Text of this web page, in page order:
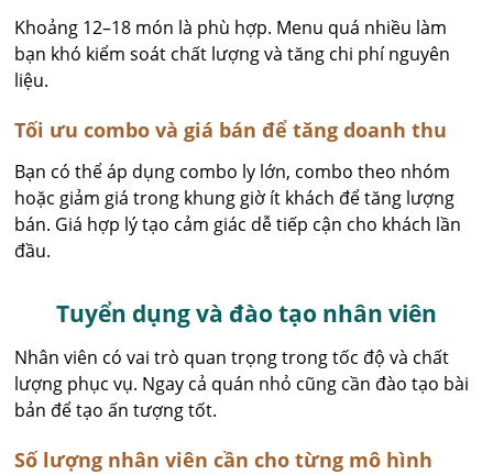
Khoảng 12–18 món là phù hợp. Menu quá nhiều làm
bạn khó kiểm soát chất lượng và tăng chi phí nguyên
liệu.
Tối ưu combo và giá bán để tăng doanh thu
Bạn có thể áp dụng combo ly lớn, combo theo nhóm
hoặc giảm giá trong khung giờ ít khách để tăng lượng
bán. Giá hợp lý tạo cảm giác dễ tiếp cận cho khách lần
đầu.
Tuyển dụng và đào tạo nhân viên
Nhân viên có vai trò quan trọng trong tốc độ và chất
lượng phục vụ. Ngay cả quán nhỏ cũng cần đào tạo bài
bản để tạo ấn tượng tốt.
Số lượng nhân viên cần cho từng mô hình